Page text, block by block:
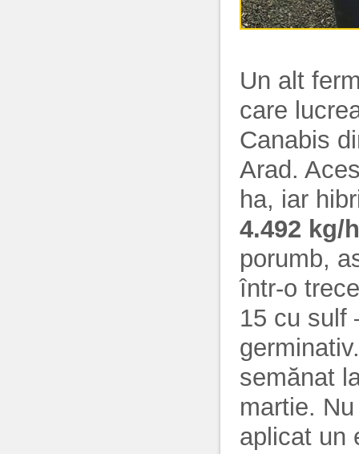
Un alt
care
Canabis
Arad.
ha, iar
4.492 kg/
porumb,
într-o
15 cu sulf
semănat
martie.
aplicat un